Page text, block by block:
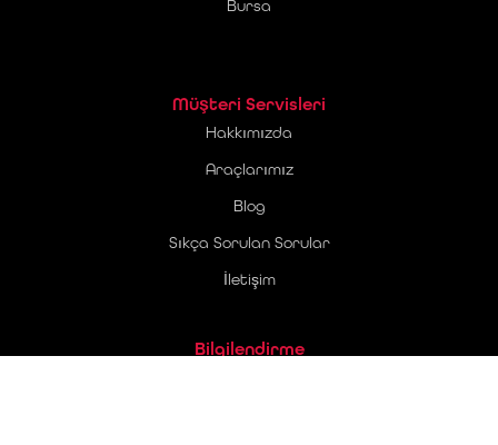
Bursa
Müşteri Servisleri
Hakkımızda
Araçlarımız
Blog
Sıkça Sorulan Sorular
İletişim
Bilgilendirme